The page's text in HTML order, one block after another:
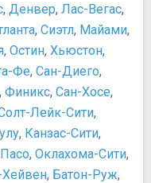
, Денвер, Лас-Вегас,
, Сиэтл, Майами,
, Остин, Хьюстон,
Фе, Сан-Диего,
, Финикс, Сан-Хосе,
Лейк-Сити,
, Канзас-Сити,
, Оклахома-Сити,
, Батон-Руж,